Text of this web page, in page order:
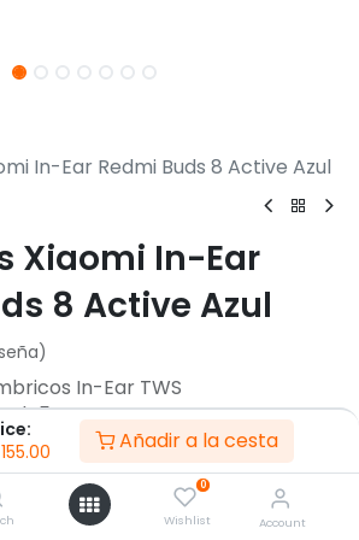
155.00 Añadir a la cesta
0
Wishlist Account
In-Ear Redmi Buds 8 Active Azul
Xiaomi In-Ear
8 Active Azul
In-Ear TWS
5.4
14,2 mm
20 Hz - 20 kHz
hasta 10 m
7 horas